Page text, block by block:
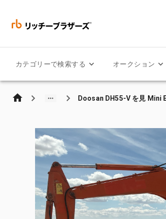
カテゴリーで検索する オークション
Doosan DH55-V を見 Mini